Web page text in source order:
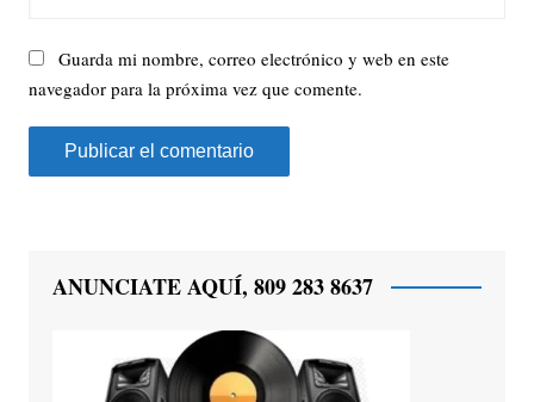
Guarda mi nombre, correo electrónico y web en este
navegador para la próxima vez que comente.
ANUNCIATE AQUÍ, 809 283 8637